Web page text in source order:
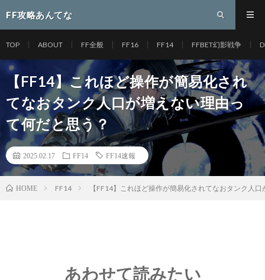
FF攻略あんてな
TOP ABOUT FF全般 FF16 FF14 FFBET幻影戦争
【FF14】これほど操作が簡易化され
てなおタンク人口が増えない理由っ
て何だと思う？
2025.02.17 FF14 FF14速報
HOME FF14 【FF14】これほど操作が簡易化されてなおタンク人
あわせて読みたい